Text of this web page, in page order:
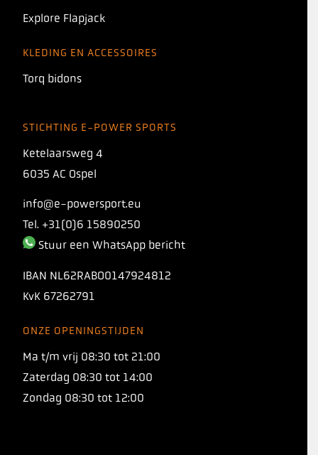
Explore Flapjack
KLEDING EN ACCESSOIRES
Torq bidons
STICHTING E-POWER SPORTS
Ketelaarsweg 4
6035 AC Ospel
info@e-powersport.eu
Tel. +31(0)6 15890250
Stuur een WhatsApp bericht
IBAN NL62RABO0147924812
KvK 67262791
ONZE OPENINGSTIJDEN
Ma t/m vrij 08:30 tot 21:00
Zaterdag 08:30 tot 14:00
Zondag 08:30 tot 12:00
INTRODUCING
TORQ 1:1 PROTO
Onze nieuwe koolhydraatformule met een